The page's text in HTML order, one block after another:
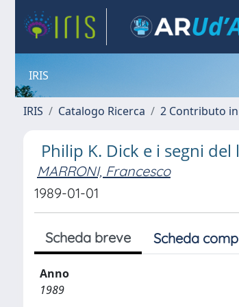
IRIS
IRIS Catalogo Ricerca 2 Contributo
Philip K. Dick e i segni
MARRONI, Francesco
1989-01-01
Scheda breve Scheda
Anno
1989